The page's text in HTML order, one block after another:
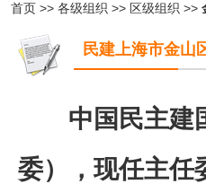
首页 各级组织 区级组织
民建上海市金山
中国民主建国
委），现任主任